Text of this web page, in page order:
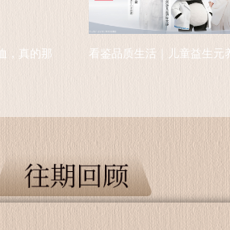
，真的那
看鉴品质生活｜儿童益生元